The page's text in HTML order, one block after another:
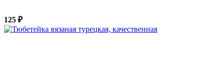
125 ₽